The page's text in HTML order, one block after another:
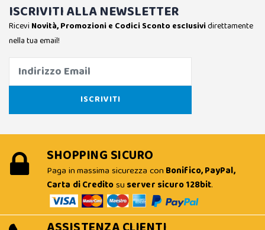
ISCRIVITI ALLA NEWSLETTER
Ricevi Novità, Promozioni e Codici Sconto esclusividirettamente
nella tua email!
SHOPPING SICURO
Paga in massima sicurezza con Bonifico, PayPal,
Carta di Creditosu server sicuro 128bit.